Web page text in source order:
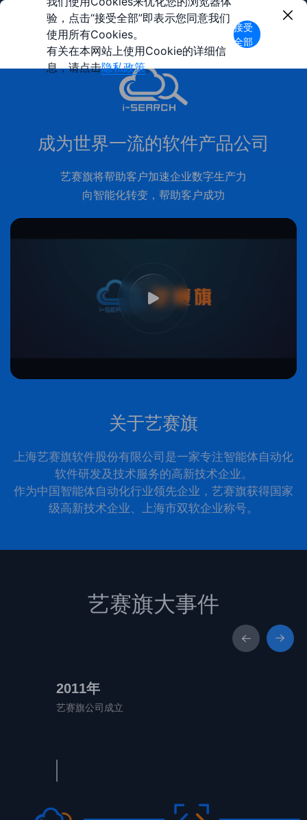
成为世界一流的软件产品公司
艺赛旗将帮助客户加速企业数字生产力
向智能化转变，帮助客户成功
关于艺赛旗
上海艺赛旗软件股份有限公司是一家专注智能体自动化
软件研发及技术服务的高新技术企业。
作为中国智能体自动化行业领先企业，艺赛旗获得国家
级高新技术企业、上海市双软企业称号。
艺赛旗大事件
2011年
艺赛旗公司成立
验，点击“接受全部”即表示您同意我们
使用所有Cookies。
有关在本网站上使用Cookie的详细信
息，请点击隐私政策。
接受
全部